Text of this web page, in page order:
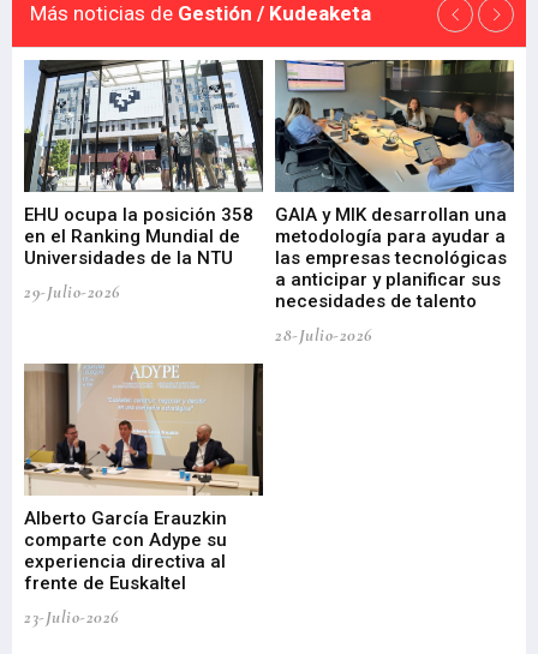
Más noticias de Gestión / Kudeaketa
EHU ocupa la posición 358
en el Ranking Mundial de
Universidades de la NTU
29-Julio-2026
GAIA y MIK desarrollan una
metodología para ayudar a
las empresas tecnológicas
a anticipar y planificar sus
necesidades de talento
28-Julio-2026
Alberto García Erauzkin
comparte con Adype su
experiencia directiva al
frente de Euskaltel
23-Julio-2026